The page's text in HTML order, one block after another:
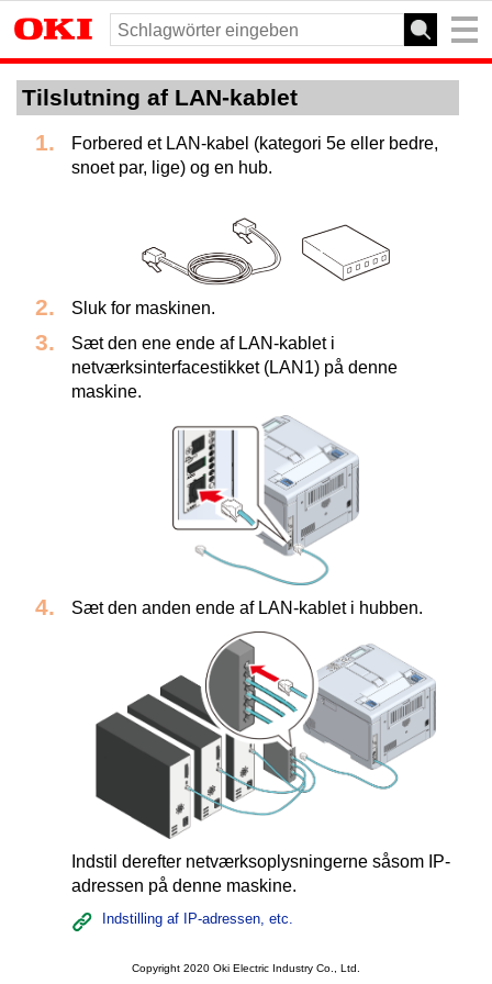
Tilslutning af LAN-kablet
Forbered et LAN-kabel (kategori 5e eller bedre,
snoet par, lige) og en hub.
Sluk for maskinen.
Sæt den ene ende af LAN-kablet i
netværksinterfacestikket (LAN1) på denne
maskine.
Sæt den anden ende af LAN-kablet i hubben.
Indstil derefter netværksoplysningerne såsom IP-
adressen på denne maskine.
Indstilling af IP-adressen, etc.
Copyright 2020 Oki Electric Industry Co., Ltd.